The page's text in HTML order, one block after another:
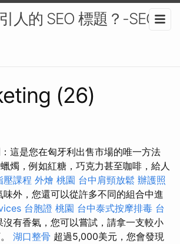
人的 SEO 標題？-SEO
(26)
這是您在匈牙利出售市場的唯一方法
燭，例如紅糖，巧克力甚至咖啡，給人
壓課程 外燴 桃園 台中肩頸放鬆 辦護照
味外，您還可以從許多不同的組合中進
台胞證 桃園 台中泰式按摩排毒 台
沒有香氣，您可以嘗試，請拿一支較小
湖口整骨 超過5,000美元，您會發現